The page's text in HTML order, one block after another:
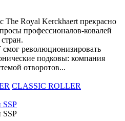
The Royal Kerckhaert прекрасно
профессионалов-ковалей
революционизировать
подковы: компания
отворотов...
CLASSIC ROLLER
SSP
SSP